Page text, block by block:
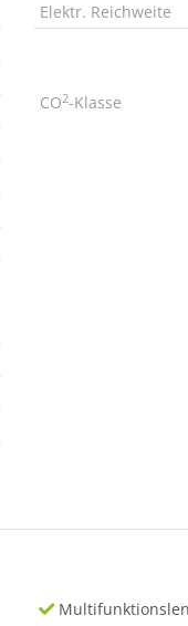
Elektr. Reichweite
CO2-Klasse